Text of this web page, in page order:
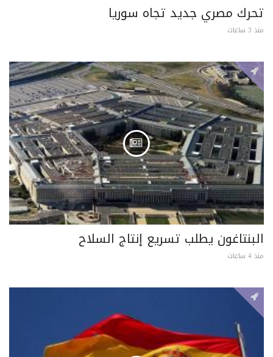
تحرك مصري جديد تجاه سوريا
منذ 3 ساعات
البنتاغون يطلب تسريع إنتاج السلاح
منذ 4 ساعات